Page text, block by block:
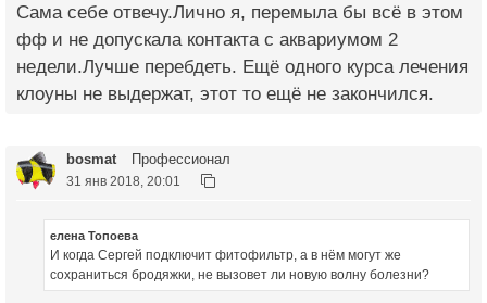
Сама себе отвечу.Лично я, перемыла бы всё в этом
фф и не допускала контакта с аквариумом 2
недели.Лучше перебдеть. Ещё одного курса лечения
клоуны не выдержат, этот то ещё не закончился.
bosmat Профессионал
31 янв 2018, 20:01
елена Топоева
И когда Сергей подключит фитофильтр, а в нём могут же
сохраниться бродяжки, не вызовет ли новую волну болезни?